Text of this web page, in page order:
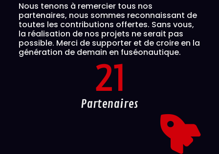
Nous tenons à remercier tous nos
partenaires, nous sommes reconnaissant de
toutes les contributions offertes. Sans vous,
la réalisation de nos projets ne serait pas
possible. Merci de supporter et de croire en la
génération de demain en fuséonautique.
Partenaires
21